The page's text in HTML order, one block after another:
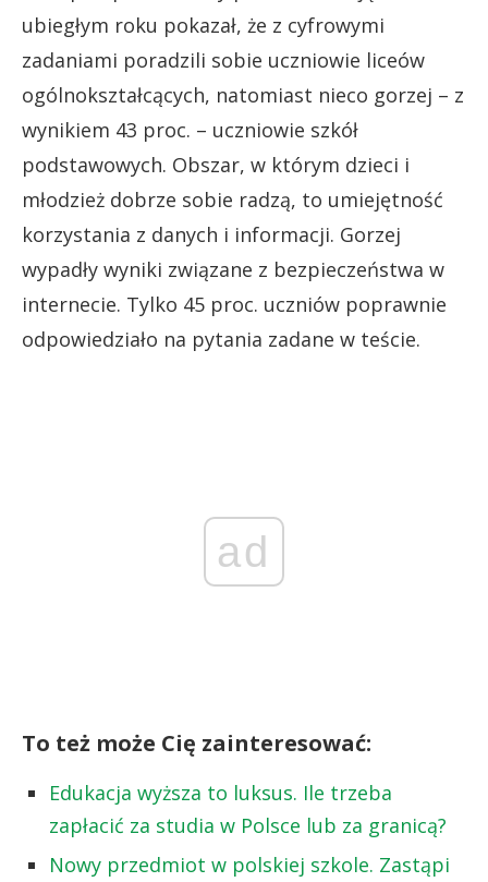
ubiegłym roku pokazał, że z cyfrowymi
zadaniami poradzili sobie uczniowie liceów
ogólnokształcących, natomiast nieco gorzej – z
wynikiem 43 proc. – uczniowie szkół
podstawowych. Obszar, w którym dzieci i
młodzież dobrze sobie radzą, to umiejętność
korzystania z danych i informacji. Gorzej
wypadły wyniki związane z bezpieczeństwa w
internecie. Tylko 45 proc. uczniów poprawnie
odpowiedziało na pytania zadane w teście.
ad
To też może Cię zainteresować:
Edukacja wyższa to luksus. Ile trzeba
zapłacić za studia w Polsce lub za granicą?
Nowy przedmiot w polskiej szkole. Zastąpi